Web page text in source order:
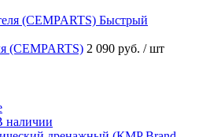
Быстрый
(CEMPARTS) 2 090 руб. / шт
наличии